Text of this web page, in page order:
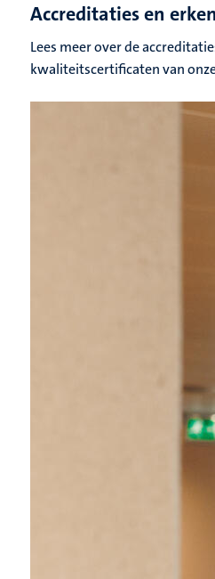
Accreditaties en
Lees meer over de
kwaliteitscertificaten van